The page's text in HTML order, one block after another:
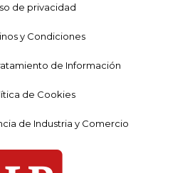
de privacidad
y Condiciones
de Información
de Cookies
de Industria y Comercio